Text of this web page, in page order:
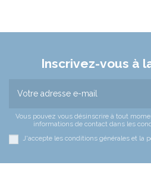
Inscrivez-vous à
Vous pouvez vous désinscrire à tout
informations de contact dans les
J'accepte les conditions générales et la